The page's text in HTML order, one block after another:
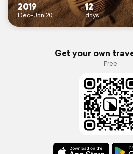
2019
Dec–Jan 20
12
days
Get your own
Free